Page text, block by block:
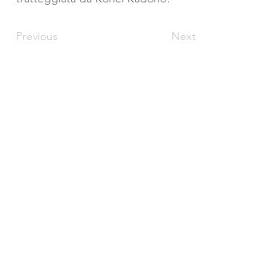
Previous Next